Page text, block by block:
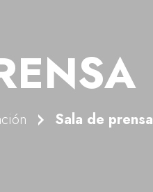
Sala de prensa